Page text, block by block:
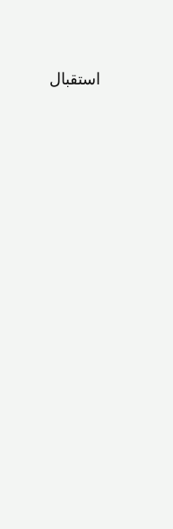
استقبال